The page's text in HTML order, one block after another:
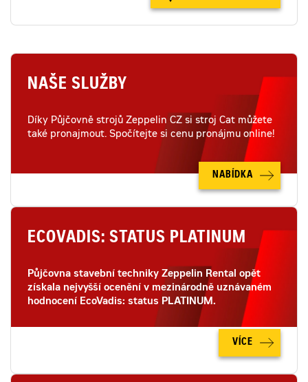
NAŠE SLUŽBY
Díky Půjčovně strojů Zeppelin CZ si stroj Cat můžete
také pronajmout. Spočítejte si cenu pronájmu online!
NABÍDKA
ECOVADIS: STATUS PLATINUM
Půjčovna stavební techniky Zeppelin Rental opět
získala nejvyšší ocenění v mezinárodně uznávaném
hodnocení EcoVadis: status PLATINUM.
VÍCE